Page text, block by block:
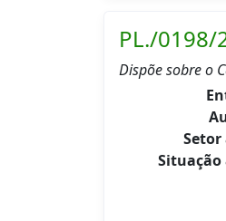
PL./0198/
Dispõe sobre o